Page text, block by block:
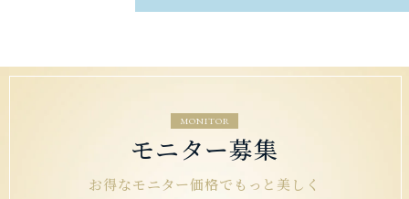
MONITOR
モニター募集
お得なモニター価格でもっと美しく